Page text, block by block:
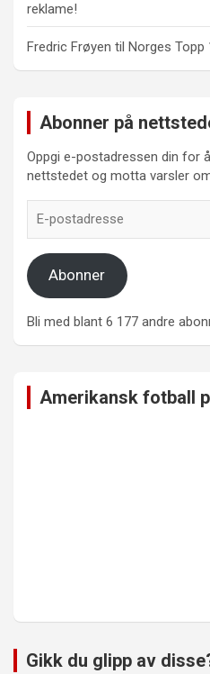
reklame!
Fredric Frøyen til Norges Topp
Abonner på
Oppgi e-postadressen din for
nettstedet og motta varsler
postadresse
Abonner
Bli med blant 6 177 andre
Amerikansk fotball
Gikk du glipp av